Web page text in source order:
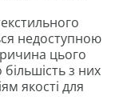
недоступною
цього
з них
якості для